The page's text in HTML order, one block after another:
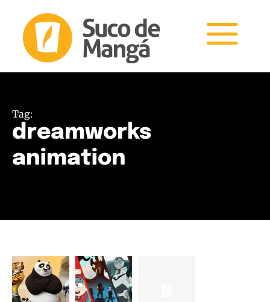
Tag:
dreamworks
animation